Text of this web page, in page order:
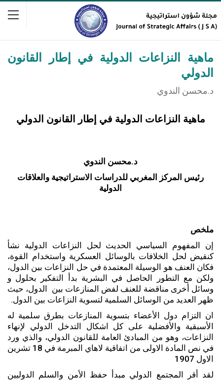
ماهية النزاعات الدولية في إطار القانون
الدولي
د.محسن الندوي
ماهية النزاعات الدولية في إطار القانون الدولي
د.محسن الندوي
رئيس المركز المغربي للدراسات الاستراتيجية والعلاقات
الدولية
ملخص
إن المفهوم السياسي الحديث لحل النزاعات الدولية نشأ
كنقيض لحل الخلافات بالوسائل العسكرية واستخدام القوة،
فكان العنف هو الوسيلة المعتمدة في حل النزاعات بين الدول،
ولكن مع التطور الحاصل في البشرية بدأ التفكير بحلول و
وسائل أخرى مناقضة للعنف لفض المنازعات بين الدول، حيث
ظهر العديد من الوسائل السلمية لتسوية النزاعات بين الدول.
ان التزام دول الأعضاء بتسوية المنازعات بطرق سلمية له
الأسبقية والأفضلية على كل اشكال التدخل الدولي لإنهاء
النزاعات، وهو من المبادئ العامة للقانون الدولي، والذي ورد
في نص المادة الاولى من اتفاقية لاهاي المبرمة في 18 تشرين
الاول 1907
لقد أقر المجتمع الدولي مبدأ حفظ الأمن والسلم الدوليين